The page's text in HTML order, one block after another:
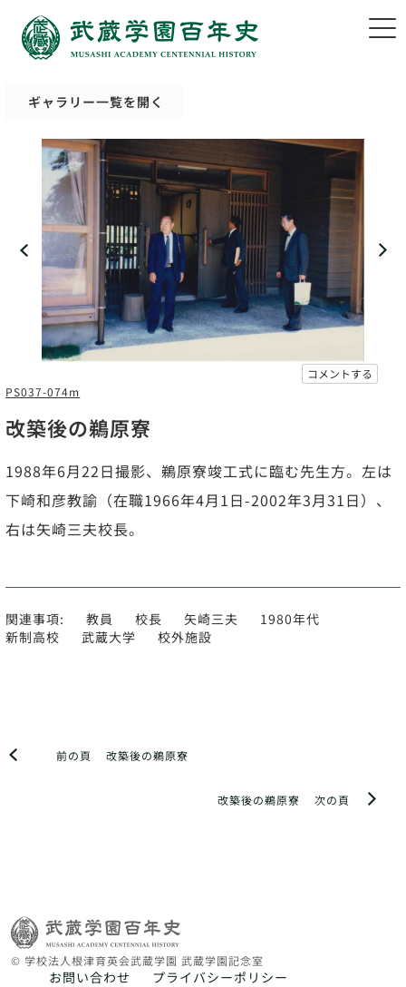
ギャラリー一覧を開く
コメントする
PS037-074m
改築後の鵜原寮
1988年6月22日撮影、鵜原寮竣工式に臨む先生方。左は
下崎和彦教諭（在職1966年4月1日-2002年3月31日）、
右は矢崎三夫校長。
関連事項: 教員 校長 矢崎三夫
1980年代
新制高校
武蔵大学 校外施設
前の頁 改築後の鵜原寮
次の頁
改築後の鵜原寮
© 学校法人根津育英会武蔵学園 武蔵学園記念室
お問い合わせ プライバシーポリシー